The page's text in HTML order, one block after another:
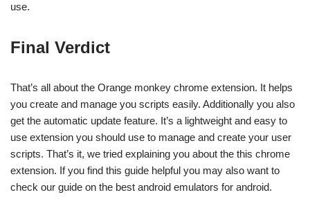
use.
Final Verdict
That’s all about the Orange monkey chrome extension. It helps
you create and manage you scripts easily. Additionally you also
get the automatic update feature. It’s a lightweight and easy to
use extension you should use to manage and create your user
scripts. That’s it, we tried explaining you about the this chrome
extension. If you find this guide helpful you may also want to
check our guide on the best android emulators for android.